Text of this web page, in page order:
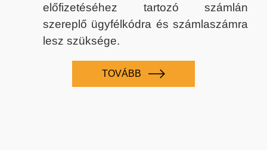
előfizetéséhez tartozó számlán
szereplő ügyfélkódra és számlaszámra
lesz szüksége.
TOVÁBB